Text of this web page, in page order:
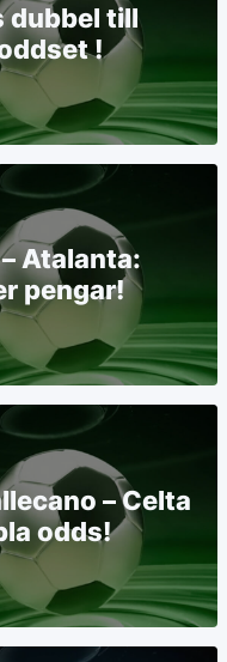
dubbel till
!
Atalanta:
pengar!
– Celta
odds!